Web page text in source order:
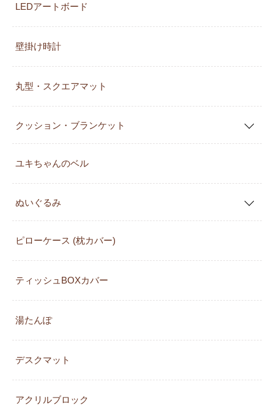
LEDアートボード
壁掛け時計
丸型・スクエアマット
クッション・ブランケット
ユキちゃんのベル
ぬいぐるみ
ピローケース (枕カバー)
ティッシュBOXカバー
湯たんぽ
デスクマット
アクリルブロック